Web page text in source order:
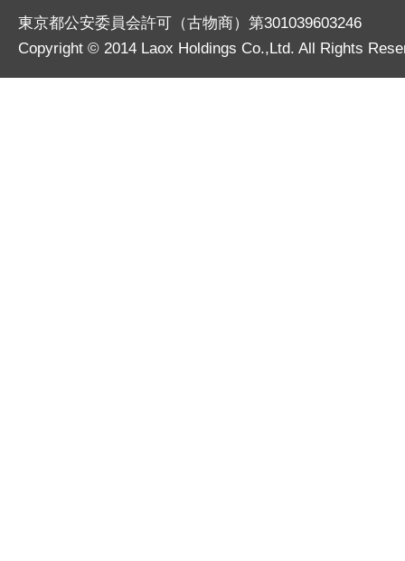
東京都公安委員会許可（古物商）第301039603246
Copyright © 2014 Laox Holdings Co.,Ltd. All Rights